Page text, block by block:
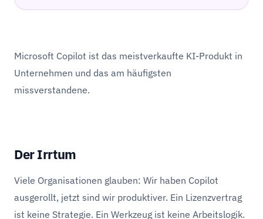
Microsoft Copilot ist das meistverkaufte KI-Produkt in
Unternehmen und das am häufigsten
missverstandene.
Der Irrtum
Viele Organisationen glauben: Wir haben Copilot
ausgerollt, jetzt sind wir produktiver. Ein Lizenzvertrag
ist keine Strategie. Ein Werkzeug ist keine Arbeitslogik.